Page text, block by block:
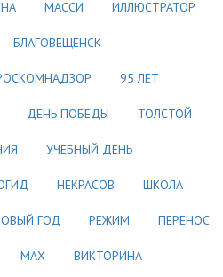
МАССИ ИЛЛЮСТРАТОР
БЛАГОВЕЩЕНСК
95 ЛЕТ
ДЕНЬ ПОБЕДЫ ТОЛСТОЙ
УЧЕБНЫЙ ДЕНЬ
НЕКРАСОВ ШКОЛА
ГОД РЕЖИМ ПЕРЕНОС
МАХ ВИКТОРИНА